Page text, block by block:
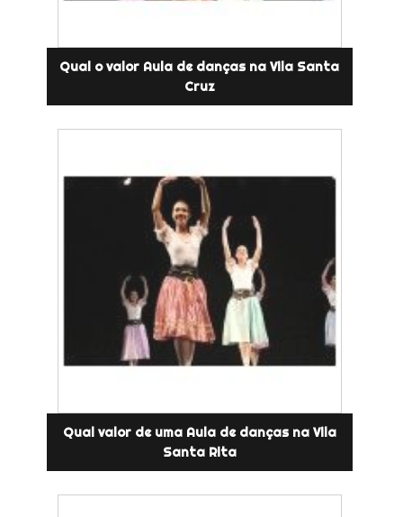
Qual o valor Aula de danças na Vila Santa
Cruz
Qual valor de uma Aula de danças na Vila
Santa Rita